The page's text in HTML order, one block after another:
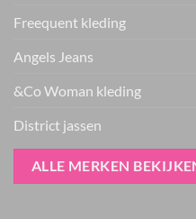
Freequent kleding
Angels Jeans
&Co Woman kleding
District jassen
ALLE MERKEN